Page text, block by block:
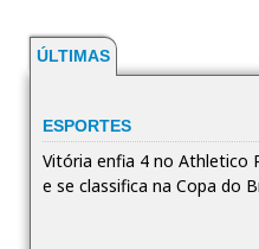
ÚLTIMAS
ESPORTES
Vitória enfia 4 no Athletico
e se classifica na Copa do